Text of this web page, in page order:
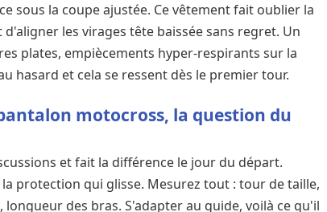
sous la coupe ajustée. Ce vêtement fait oublier la
les virages tête baissée sans regret. Un
plates, empiècements hyper-respirants sur la
hasard et cela se ressent dès le premier tour.
motocross, la question du
et fait la différence le jour du départ.
protection qui glisse. Mesurez tout : tour de taille,
des bras. S'adapter au guide, voilà ce qu'il